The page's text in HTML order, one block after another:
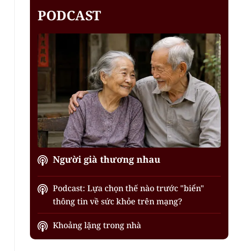
PODCAST
Người già thương nhau
Podcast: Lựa chọn thế nào trước "biển"
thông tin về sức khỏe trên mạng?
Khoảng lặng trong nhà